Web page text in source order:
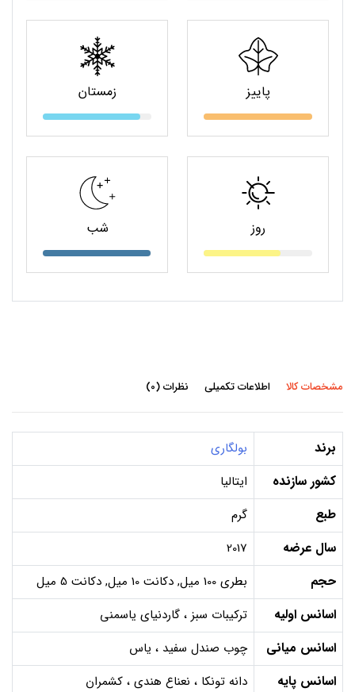
پاییز زمستان
روز شب
مشخصات کالا اطلاعات تکمیلی نظرات (0)
برند بولگاری
کشور سازنده ایتالیا
طبع گرم
سال عرضه 2017
حجم بطری 100 میل, دکانت 10 میل, دکانت 5 میل
اسانس اولیه ترکیبات سبز ، گاردنیای یاسمنی
اسانس میانی چوب صندل سفید ، یاس
اسانس پایه دانه تونکا ، نعناع هندی ، کشمران